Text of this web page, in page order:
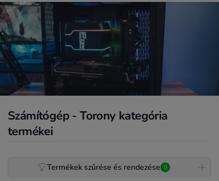
behozod egy portalanításra, kifújásra.
Számítógép - Torony kategória
termékei
Product filterTermékek szűrése és rendezése 0